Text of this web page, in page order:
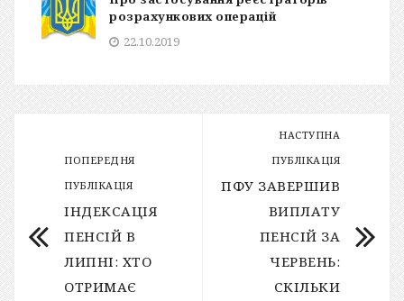
розрахункових операцій
22.10.2019
ПОПЕРЕДНЯ
ПУБЛІКАЦІЯ
ІНДЕКСАЦІЯ
ПЕНСІЙ В
ЛИПНІ: ХТО
ОТРИМАЄ
НАСТУПНА
ПУБЛІКАЦІЯ
ПФУ ЗАВЕРШИВ
ВИПЛАТУ
ПЕНСІЙ ЗА
ЧЕРВЕНЬ:
СКІЛЬКИ